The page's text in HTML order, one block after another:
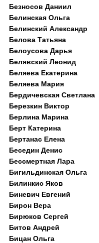
Безносов Даниил
Белинская Ольга
Белинский Александр
Белова Татьяна
Белоусова Дарья
Белявский Леонид
Беляева Екатерина
Беляева Мария
Бердичевская Светлана
Березкин Виктор
Берлина Марина
Берт Катерина
Бертанас Елена
Беседин Денис
Бессмертная Лара
Бигильдинская Ольга
Билинкис Яков
Биневич Евгений
Бирон Вера
Бирюков Сергей
Битов Андрей
Бицан Ольга